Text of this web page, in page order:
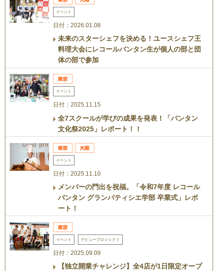
イベント
日付：2026.01.08
未来のスターシェフを決める！ユースシェフ王
料理大会にレコールバンタン生が個人の部と団
体の部で参加
イベント
日付：2025.11.15
全7スクールが学びの成果を発表！「バンタン
文化祭2025」レポート！！
イベント
日付：2025.11.10
メンバーの門出を祝福。「令和7年度 レコール
バンタン グランパティシエ学部 卒業式」レポ
ート！
イベント デビュープロジェクト
日付：2025.09.09
【独立開業チャレンジ】全4店が1日限定オープ